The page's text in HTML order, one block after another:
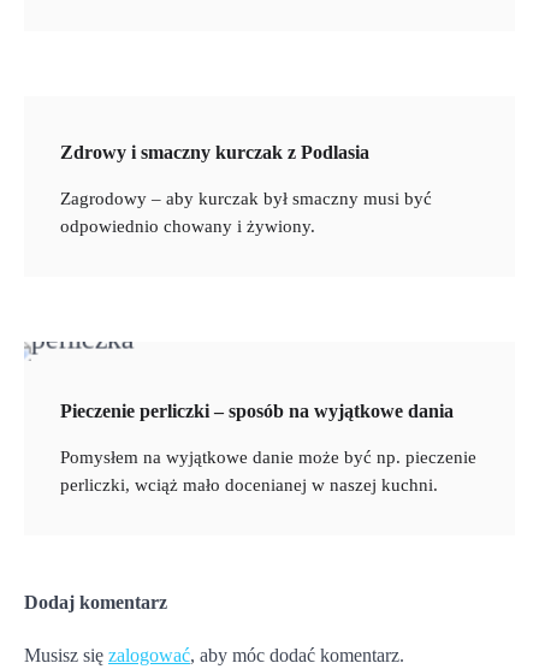
Zdrowy i smaczny kurczak z Podlasia
Zagrodowy – aby kurczak był smaczny musi być
odpowiednio chowany i żywiony.
Pieczenie perliczki – sposób na wyjątkowe dania
Pomysłem na wyjątkowe danie może być np. pieczenie
perliczki, wciąż mało docenianej w naszej kuchni.
Dodaj komentarz
Musisz się zalogować, aby móc dodać komentarz.